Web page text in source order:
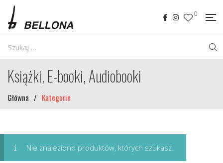
0
Książki, E-booki, Audiobooki
Główna / Kategorie
Nie znaleziono produktów, których szukasz.